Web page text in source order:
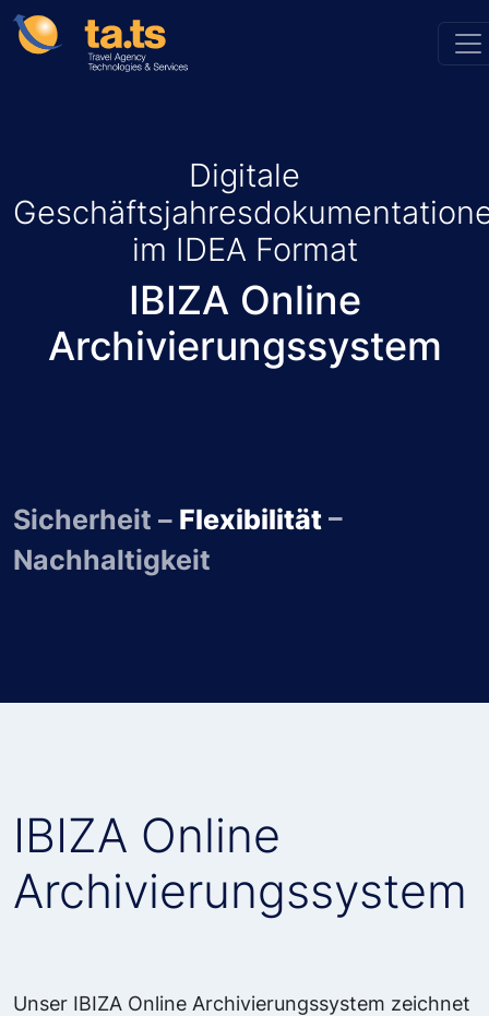
Digitale
im IDEA Format
IBIZA Online
Archivierungssystem
Sicherheit – Flexibilität –
Nachhaltigkeit
IBIZA Online
Archivierungssystem
Unser IBIZA Online Archivierungssystem zeichnet